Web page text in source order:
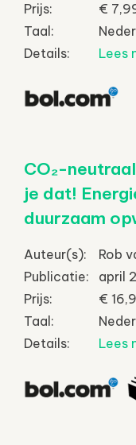
Prijs:
€
Taal:
Details:
Lees
CO₂-
je dat!
duurzaam
Auteur(s):
Rob
Publicatie:
april
Prijs:
€
Taal:
Details:
Lees